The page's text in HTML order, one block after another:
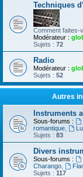
Techniques
Comment faites-
Modérateur :
Sujets : 72
Radio
Modérateur :
Sujets : 52
Autres
Instruments
Sous-forums :
romantique
Sujets : 83
Divers
Sous-forums :
Charango
Sujets : 117